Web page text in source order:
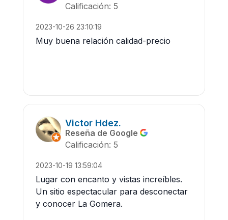
Calificación: 5
2023-10-26 23:10:19
Muy buena relación calidad-precio
Victor Hdez.
Reseña de Google
Calificación: 5
2023-10-19 13:59:04
Lugar con encanto y vistas increíbles.
Un sitio espectacular para desconectar
y conocer La Gomera.